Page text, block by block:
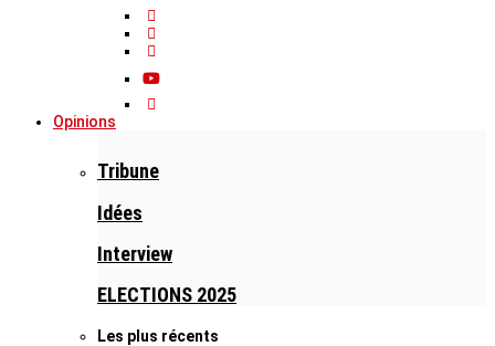
Opinions
Tribune
Idées
Interview
ELECTIONS 2025
Les plus récents